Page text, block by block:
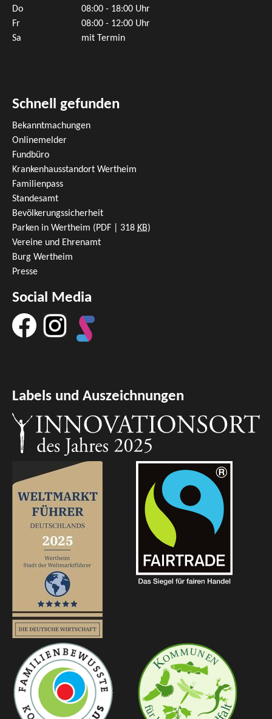
Do
08:00 - 18:00 Uhr
Fr
08:00 - 12:00 Uhr
Sa
mit Termin
Schnell gefunden
Bekanntmachungen
Onlinemelder
Fundbüro
Krankenhausstandort Wertheim
Familienpass
Standesamt
Bevölkerungssicherheit
Parken in Wertheim (PDF | 318 KB)
Vereine und Ehrenamt
Burg Wertheim
Presse
Social Media
Labels und Auszeichnungen